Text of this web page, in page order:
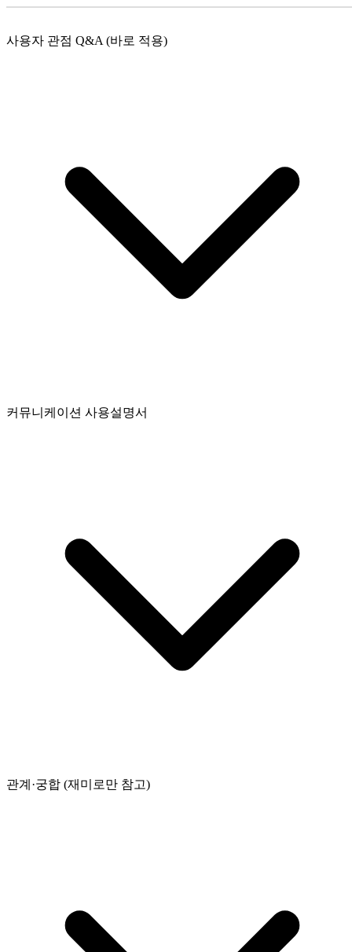
사용자 관점 Q&A (바로 적용)
커뮤니케이션 사용설명서
관계·궁합 (재미로만 참고)